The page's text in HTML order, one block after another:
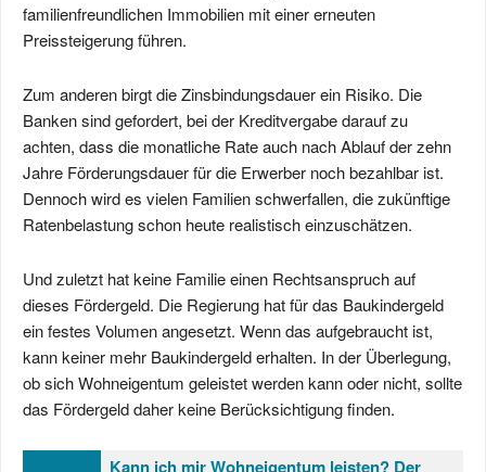
familienfreundlichen Immobilien mit einer erneuten
Preissteigerung führen.
Zum anderen birgt die Zinsbindungsdauer ein Risiko. Die
Banken sind gefordert, bei der Kreditvergabe darauf zu
achten, dass die monatliche Rate auch nach Ablauf der zehn
Jahre Förderungsdauer für die Erwerber noch bezahlbar ist.
Dennoch wird es vielen Familien schwerfallen, die zukünftige
Ratenbelastung schon heute realistisch einzuschätzen.
Und zuletzt hat keine Familie einen Rechtsanspruch auf
dieses Fördergeld. Die Regierung hat für das Baukindergeld
ein festes Volumen angesetzt. Wenn das aufgebraucht ist,
kann keiner mehr Baukindergeld erhalten. In der Überlegung,
ob sich Wohneigentum geleistet werden kann oder nicht, sollte
das Fördergeld daher keine Berücksichtigung finden.
Kann ich mir Wohneigentum leisten? Der